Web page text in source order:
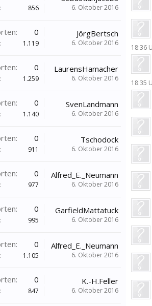
856 6. Oktober 2016
0
1.119
JörgBertsch
6. Oktober 2016
0
1.259
LaurensHamacher
6. Oktober 2016
0
1.140
SvenLandmann
6. Oktober 2016
0
911
Tschodock
6. Oktober 2016
0
977
Alfred_E._Neumann
6. Oktober 2016
0
995
GarfieldMattatuck
6. Oktober 2016
0
1.105
Alfred_E._Neumann
6. Oktober 2016
0
847
K.-H.Feller
6. Oktober 2016
18:36
18:35